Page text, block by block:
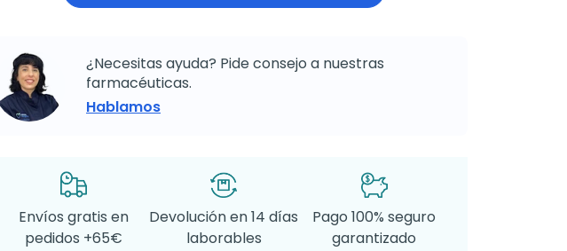
¿Necesitas ayuda? Pide consejo a nuestras
farmacéuticas.
Hablamos
Envíos gratis en
pedidos +65€
Devolución en 14 días
laborables
Pago 100% seguro
garantizado